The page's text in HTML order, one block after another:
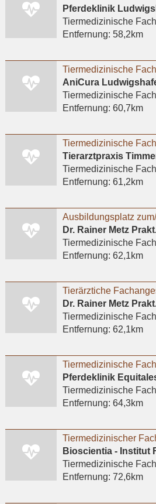
Tiermedizinische
Entfernung: 58,2km
AniCura
Tiermedizinische
Entfernung: 60,7km
Tierarztpraxis
Tiermedizinische
Entfernung: 61,2km
Dr. Rainer Metz
Tiermedizinische
Entfernung: 62,1km
Dr. Rainer Metz
Tiermedizinische
Entfernung: 62,1km
Pferdeklinik
Tiermedizinische
Entfernung: 64,3km
Tiermedizinischer
Tiermedizinische
Entfernung: 72,6km